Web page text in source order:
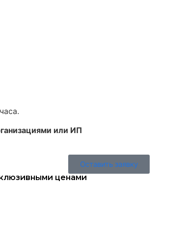
или ИП
Оставить заявку
ценами